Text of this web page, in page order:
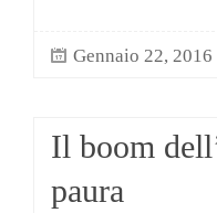
Gennaio 22, 2016
Il boom
paura